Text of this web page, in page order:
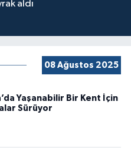
aldı
08 Ağustos 2025
Yaşanabilir Bir Kent İçin
Sürüyor